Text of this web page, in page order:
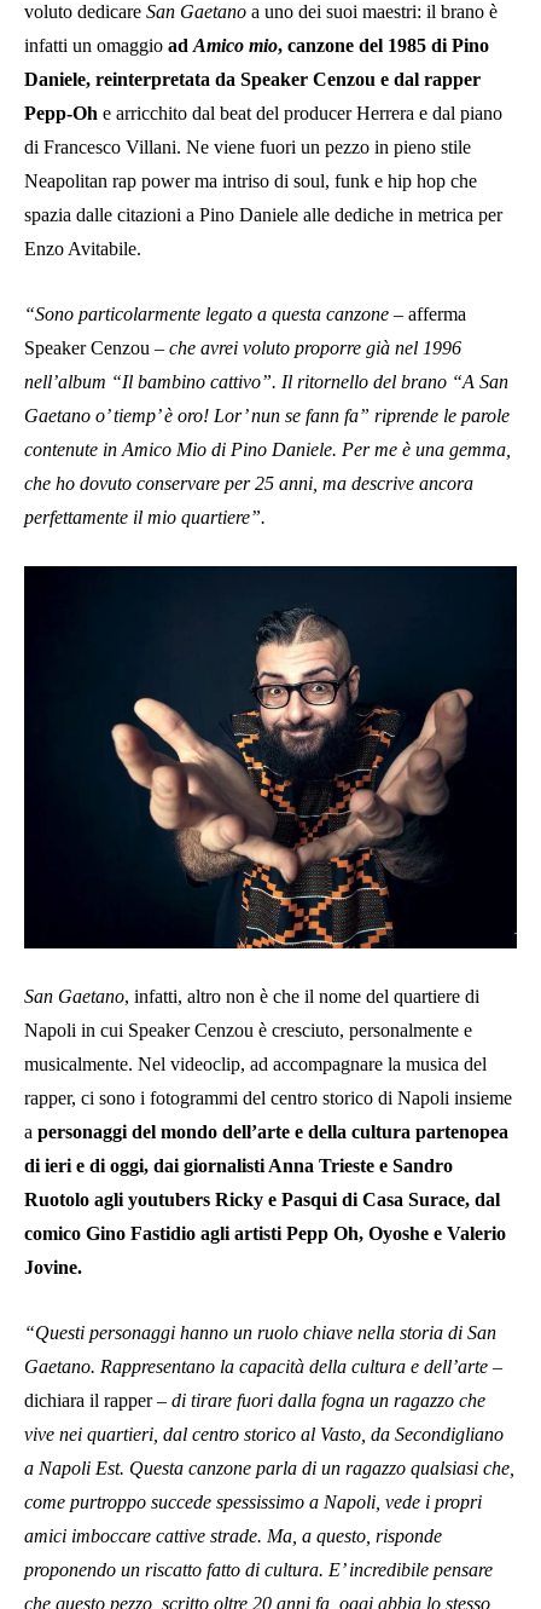
voluto dedicare San Gaetano a uno dei suoi maestri: il brano è
infatti un omaggio ad Amico mio, canzone del 1985 di Pino
Daniele, reinterpretata da Speaker Cenzou e dal rapper
Pepp-Oh e arricchito dal beat del producer Herrera e dal piano
di Francesco Villani. Ne viene fuori un pezzo in pieno stile
Neapolitan rap power ma intriso di soul, funk e hip hop che
spazia dalle citazioni a Pino Daniele alle dediche in metrica per
Enzo Avitabile.
“Sono particolarmente legato a questa canzone – afferma
Speaker Cenzou – che avrei voluto proporre già nel 1996
nell’album “Il bambino cattivo”. Il ritornello del brano “A San
Gaetano o’ tiemp’ è oro! Lor’ nun se fann fa” riprende le parole
contenute in Amico Mio di Pino Daniele. Per me è una gemma,
che ho dovuto conservare per 25 anni, ma descrive ancora
perfettamente il mio quartiere”.
San Gaetano, infatti, altro non è che il nome del quartiere di
Napoli in cui Speaker Cenzou è cresciuto, personalmente e
musicalmente. Nel videoclip, ad accompagnare la musica del
rapper, ci sono i fotogrammi del centro storico di Napoli insieme
a personaggi del mondo dell’arte e della cultura partenopea
di ieri e di oggi, dai giornalisti Anna Trieste e Sandro
Ruotolo agli youtubers Ricky e Pasqui di Casa Surace, dal
comico Gino Fastidio agli artisti Pepp Oh, Oyoshe e Valerio
Jovine.
“Questi personaggi hanno un ruolo chiave nella storia di San
Gaetano. Rappresentano la capacità della cultura e dell’arte –
dichiara il rapper – di tirare fuori dalla fogna un ragazzo che
vive nei quartieri, dal centro storico al Vasto, da Secondigliano
a Napoli Est. Questa canzone parla di un ragazzo qualsiasi che,
come purtroppo succede spessissimo a Napoli, vede i propri
amici imboccare cattive strade. Ma, a questo, risponde
proponendo un riscatto fatto di cultura. E’ incredibile pensare
che questo pezzo, scritto oltre 20 anni fa, oggi abbia lo stesso